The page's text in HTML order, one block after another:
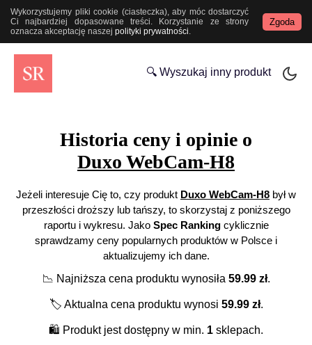
Wykorzystujemy pliki cookie (ciasteczka), aby móc dostarczyć
Ci najbardziej dopasowane treści. Korzystanie ze strony
oznacza akceptację naszej polityki prywatności.
Zgoda
🔍 Wyszukaj inny produkt
Historia ceny i opinie o
Duxo WebCam-H8
Jeżeli interesuje Cię to, czy produkt Duxo WebCam-H8 był w
przeszłości droższy lub tańszy, to skorzystaj z poniższego
raportu i wykresu. Jako Spec Rankingcyklicznie
sprawdzamy ceny popularnych produktów w Polsce i
aktualizujemy ich dane.
📉 Najniższa cena produktu wynosiła 59.99zł.
🏷️ Aktualna cena produktu wynosi 59.99zł.
🛍️ Produkt jest dostępny w min. 1 sklepach.